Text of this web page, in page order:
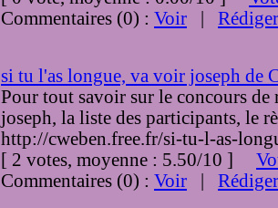
Commentaires (0) : Voir Rédiger
si tu l'as longue, va voir joseph de
Pour tout savoir sur le concours
joseph, la liste des participants, le
http://cweben.free.fr/si-tu-l-as-
[ 2 votes, moyenne : 5.50/10 ]
Commentaires (0) : Voir Rédiger